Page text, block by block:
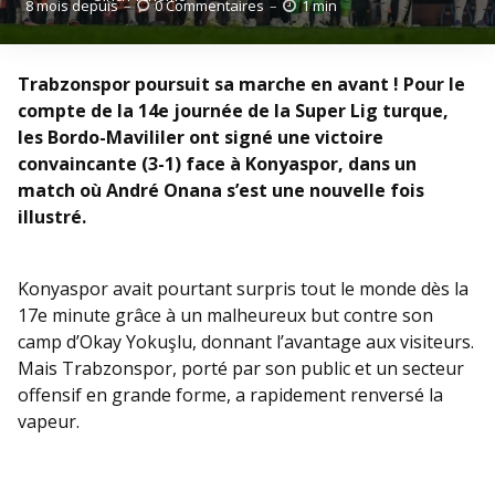
par
8 mois depuis 0Commentaires 1 min
Trabzonspor poursuit sa marche en avant ! Pour le
compte de la 14e journée de la Super Lig turque,
les Bordo-Mavililer ont signé une victoire
convaincante (3-1) face à Konyaspor, dans un
match où André Onana s’est une nouvelle fois
illustré.
Konyaspor avait pourtant surpris tout le monde dès la
17e minute grâce à un malheureux but contre son
camp d’Okay Yokuşlu, donnant l’avantage aux visiteurs.
Mais Trabzonspor, porté par son public et un secteur
offensif en grande forme, a rapidement renversé la
vapeur.